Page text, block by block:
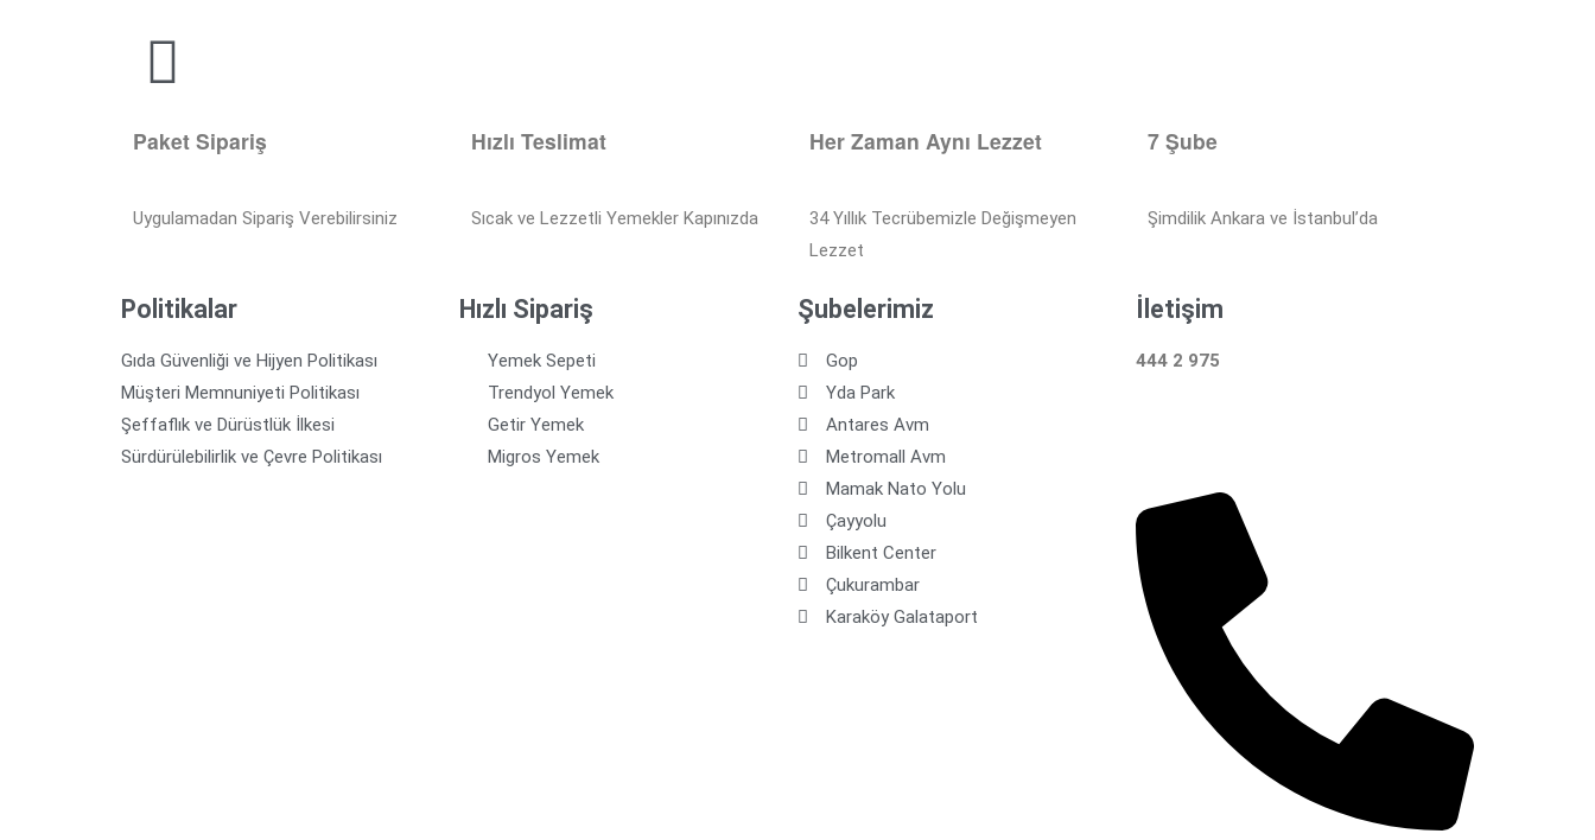
Paket Sipariş
Uygulamadan Sipariş Verebilirsiniz
Hızlı Teslimat
Sıcak ve Lezzetli Yemekler Kapınızda
Her Zaman Aynı Lezzet
34 Yıllık Tecrübemizle Değişmeyen
Lezzet
7 Şube
Şimdilik Ankara ve İstanbul’da
Politikalar
Gıda Güvenliği ve Hijyen Politikası
Müşteri Memnuniyeti Politikası
Şeffaflık ve Dürüstlük İlkesi
Sürdürülebilirlik ve Çevre Politikası
Hızlı Sipariş
Yemek Sepeti
Trendyol Yemek
Getir Yemek
Migros Yemek
Şubelerimiz
Gop
Yda Park
Antares Avm
Metromall Avm
Mamak Nato Yolu
Çayyolu
Bilkent Center
Çukurambar
Karaköy Galataport
İletişim
444 2 975